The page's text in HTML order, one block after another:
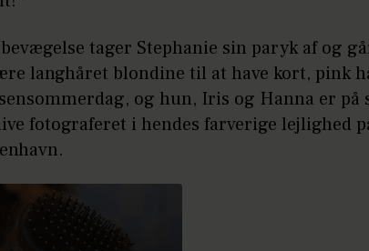
tager Stephanie sin paryk af og
langhåret blondine til at have kort, pink
og hun, Iris og Hanna er på
fotograferet i hendes farverige lejlighed